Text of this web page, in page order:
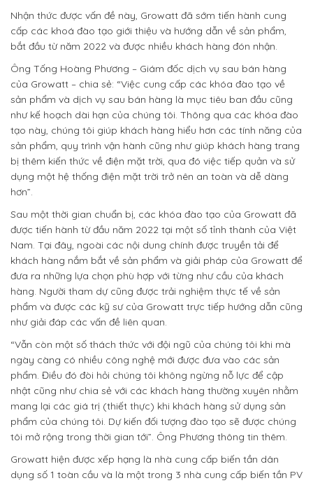
Nhận thức được vấn đề này, Growatt đã sớm tiến hành cung
cấp các khoá đào tạo giới thiệu và hướng dẫn về sản phẩm,
bắt đầu từ năm 2022 và được nhiều khách hàng đón nhận.
Ông Tống Hoàng Phương – Giám đốc dịch vụ sau bán hàng
của Growatt – chia sẻ: “Việc cung cấp các khóa đào tạo về
sản phẩm và dịch vụ sau bán hàng là mục tiêu ban đầu cũng
như kế hoạch dài hạn của chúng tôi. Thông qua các khóa đào
tạo này, chúng tôi giúp khách hàng hiểu hơn các tính năng của
sản phẩm, quy trình vận hành cũng như giúp khách hàng trang
bị thêm kiến thức về điện mặt trời, qua đó việc tiếp quản và sử
dụng một hệ thống điện mặt trời trở nên an toàn và dễ dàng
hơn”.
Sau một thời gian chuẩn bị, các khóa đào tạo của Growatt đã
được tiến hành từ đầu năm 2022 tại một số tỉnh thành của Việt
Nam. Tại đây, ngoài các nội dung chính được truyền tải để
khách hàng nắm bắt về sản phẩm và giải pháp của Growatt để
đưa ra những lựa chọn phù hợp với từng như cầu của khách
hàng. Người tham dự cũng được trải nghiệm thực tế về sản
phẩm và được các kỹ sư của Growatt trực tiếp hướng dẫn cũng
như giải đáp các vấn đề liên quan.
“Vẫn còn một số thách thức với đội ngũ của chúng tôi khi mà
ngày càng có nhiều công nghệ mới được đưa vào các sản
phẩm. Điều đó đòi hỏi chúng tôi không ngừng nỗ lực để cập
nhật cũng như chia sẻ với các khách hàng thường xuyên nhằm
mang lại các giá trị (thiết thực) khi khách hàng sử dụng sản
phẩm của chúng tôi. Dự kiến đối tượng đào tạo sẽ được chúng
tôi mở rộng trong thời gian tới”. Ông Phương thông tin thêm.
Growatt hiện được xếp hạng là nhà cung cấp biến tần dân
dụng số 1 toàn cầu và là một trong 3 nhà cung cấp biến tần PV